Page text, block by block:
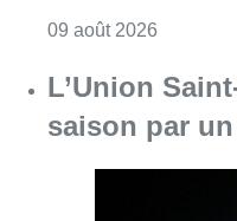
09 août 2026
L’Union
saison par